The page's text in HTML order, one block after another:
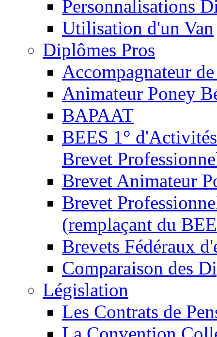
Personnalisations
Utilisation d'un Van
Diplômes Pros
Accompagnateur
Animateur Poney
BAPAAT
BEES 1°
Brevet
Brevet Animateur
Brevet
(remplaçant du
Brevets Fédéraux
Comparaison des
Législation
Les Contrats de